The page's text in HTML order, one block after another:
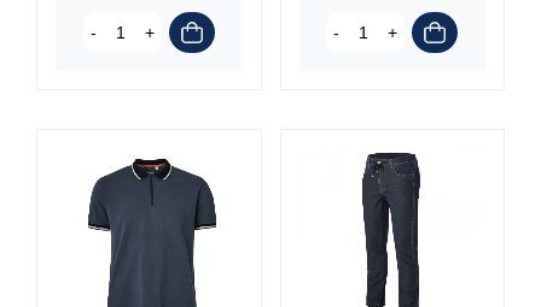
- + - +